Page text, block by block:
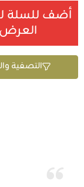
أضف للسلة
العرض
التصفية